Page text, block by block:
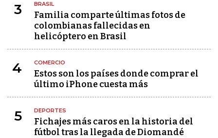
3 BRASIL
Familia comparte últimas fotos de
colombianas fallecidas en
helicóptero en Brasil
4 COMERCIO
Estos son los países donde comprar el
último iPhone cuesta más
5 DEPORTES
Fichajes más caros en la historia del
fútbol tras la llegada de Diomandé